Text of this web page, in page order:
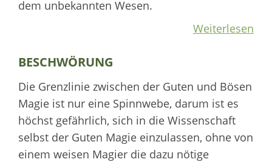
dem unbekannten Wesen.
Weiterlesen
BESCHWÖRUNG
Die Grenzlinie zwischen der Guten und Bösen
Magie ist nur eine Spinnwebe, darum ist es
höchst gefährlich, sich in die Wissenschaft
selbst der Guten Magie einzulassen, ohne von
einem weisen Magier die dazu nötige